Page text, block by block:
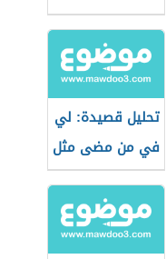
تحليل قصيدة: لي
في من مضى مثل
للبارودي